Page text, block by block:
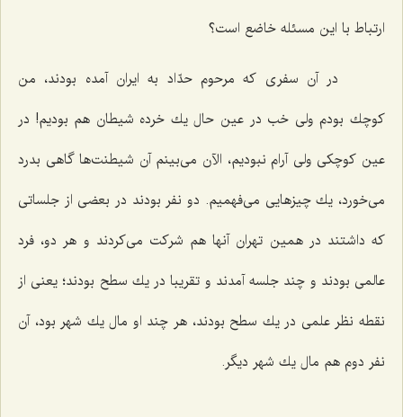
ارتباط با این مسئله خاضع است؟
در آن سفری كه مرحوم حدّاد به ایران آمده بودند، من
كوچك بودم ولی خب در عین حال یك خرده شیطان هم بودیم! در
عین كوچكی ولی آرام نبودیم، الآن می‌بینم آن شیطنت‌ها گاهی بدرد
می‌خورد، یك چیزهایی می‌فهمیم. دو نفر بودند در بعضی از جلساتی
كه داشتند در همین تهران آنها هم شركت می‌كردند و هر دو، فرد
عالمی بودند و چند جلسه آمدند و تقریبا در یك سطح بودند؛ یعنی از
نقطه نظر علمی در یك سطح بودند، هر چند او مال یك شهر بود، آن
نفر دوم هم مال یك شهر دیگر.